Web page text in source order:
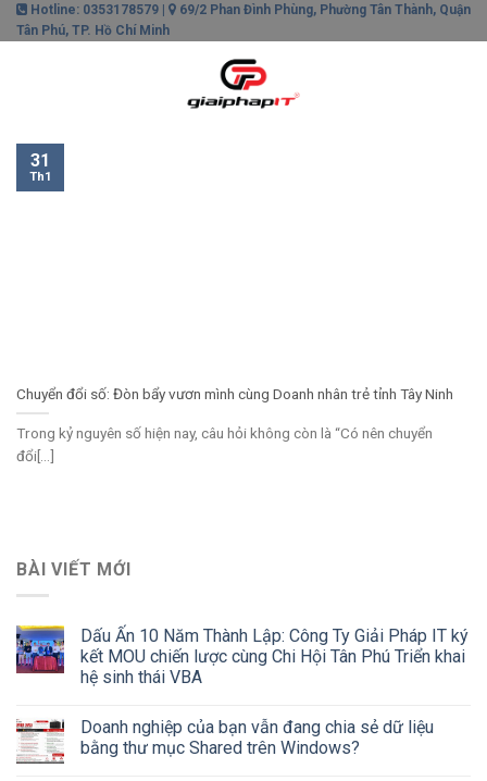
Skip
to
Hotline: 0353178579 |
69/2 Phan Đình Phùng, Phường Tân Thành, Quận
Tân Phú, TP. Hồ Chí Minh
Chuyển đổi số: Đòn bẩy vươn mình cùng Doanh nhân trẻ tỉnh Tây Ninh
Trong kỷ nguyên số hiện nay, câu hỏi không còn là “Có nên chuyển
đổi[...]
31
Th1
BÀI VIẾT MỚI
Dấu Ấn 10 Năm Thành Lập: Công Ty Giải Pháp IT ký
kết MOU chiến lược cùng Chi Hội Tân Phú Triển khai
hệ sinh thái VBA
Doanh nghiệp của bạn vẫn đang chia sẻ dữ liệu
bằng thư mục Shared trên Windows?